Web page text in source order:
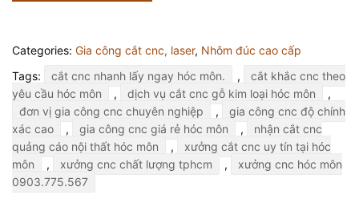
Categories: Gia công cắt cnc, laser, Nhôm đúc cao cấp
Tags:
cắt cnc nhanh lấy ngay hóc môn. ,
cắt khắc cnc theo
yêu cầu hóc môn
, dịch vụ cắt cnc gỗ kim loại hóc môn
,
đơn vị gia công cnc chuyên nghiệp
,
gia công cnc độ chính
xác cao
, gia công cnc giá rẻ hóc môn ,
nhận cắt cnc
quảng cáo nội thất hóc môn
,
xưởng cắt cnc uy tín tại hóc
môn
, xưởng cnc chất lượng tphcm ,
xưởng cnc hóc môn
0903.775.567